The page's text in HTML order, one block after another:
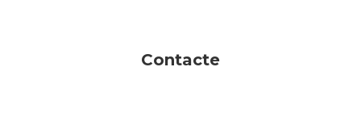
Contacte